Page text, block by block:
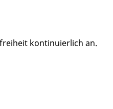
kontinuierlich an.